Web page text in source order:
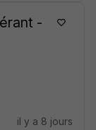
-
il y a 8 jours